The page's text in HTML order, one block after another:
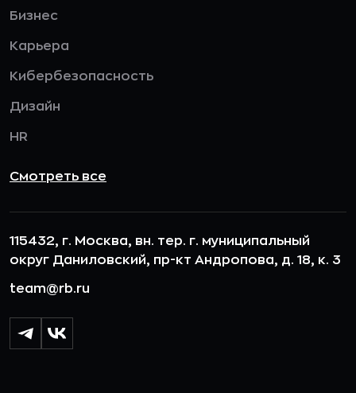
Бизнес
Карьера
Кибербезопасность
Дизайн
HR
Смотреть все
115432, г. Москва, вн. тер. г. муниципальный
округ Даниловский, пр-кт Андропова, д. 18, к. 3
team@rb.ru